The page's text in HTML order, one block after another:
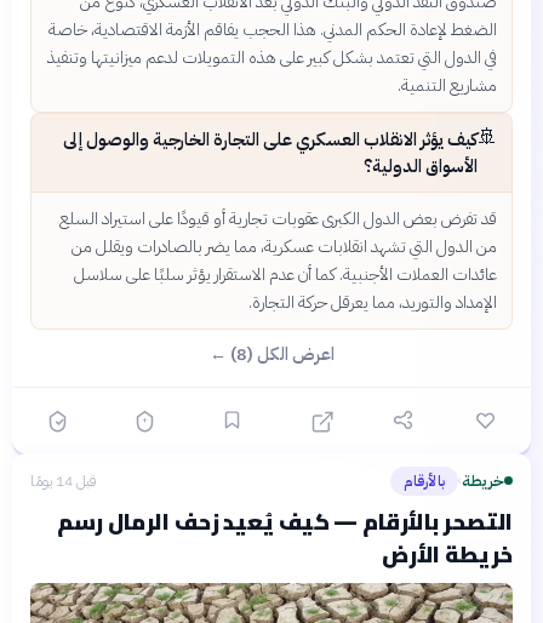
الضغط لإعادة الحكم المدني. هذا الحجب يفاقم الأزمة الاقتصادية، خاصة
في الدول التي تعتمد بشكل كبير على هذه التمويلات لدعم ميزانيتها وتنفيذ
مشاريع التنمية.
🚢كيف يؤثر الانقلاب العسكري على التجارة الخارجية والوصول إلى
الأسواق الدولية؟
قد تفرض بعض الدول الكبرى عقوبات تجارية أو قيودًا على استيراد السلع
من الدول التي تشهد انقلابات عسكرية، مما يضر بالصادرات ويقلل من
عائدات العملات الأجنبية. كما أن عدم الاستقرار يؤثر سلبًا على سلاسل
الإمداد والتوريد، مما يعرقل حركة التجارة.
اعرض الكل (8) ←
خريطة› بالأرقام قبل 14 يومًا
التصحر بالأرقام — كيف يُعيد زحف الرمال رسم
خريطة الأرض